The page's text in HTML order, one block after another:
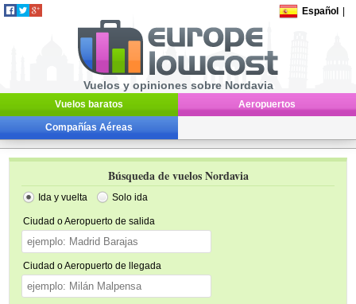
Español
Vuelos y opiniones sobre Nordavia
Vuelos baratos Aeropuertos
Compañías Aéreas
Búsqueda de vuelos Nordavia
Ida y vuelta Solo ida
Ciudad o Aeropuerto de salida
Ciudad o Aeropuerto de llegada